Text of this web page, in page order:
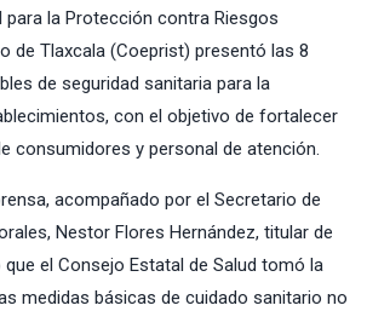
para la Protección contra Riesgos
de Tlaxcala (Coeprist) presentó las 8
de seguridad sanitaria para la
con el objetivo de fortalecer
consumidores y personal de atención.
acompañado por el Secretario de
Nestor Flores Hernández, titular de
el Consejo Estatal de Salud tomó la
medidas básicas de cuidado sanitario no